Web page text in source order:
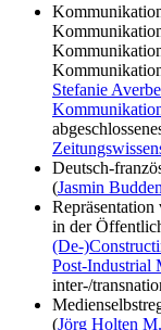
Stefanie
Deutsch-
(Jasmin
in der
(De-
Post-Industrial
inter-/
(Jörg Holten